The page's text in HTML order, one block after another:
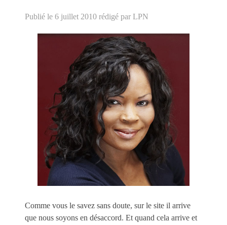
Publié le 6 juillet 2010 rédigé par LPN
Comme vous le savez sans doute, sur le site il arrive
que nous soyons en désaccord. Et quand cela arrive et